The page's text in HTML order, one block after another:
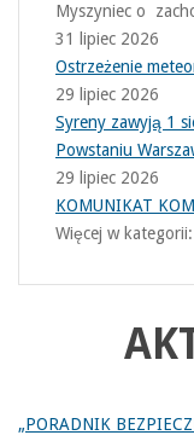
Myszyniec o
31 lipiec 2026
Ostrzeżenie
29 lipiec 2026
Syreny zawyją 1
Powstaniu
29 lipiec 2026
KOMUNIKAT
Więcej w kategorii:
„PORADNIK